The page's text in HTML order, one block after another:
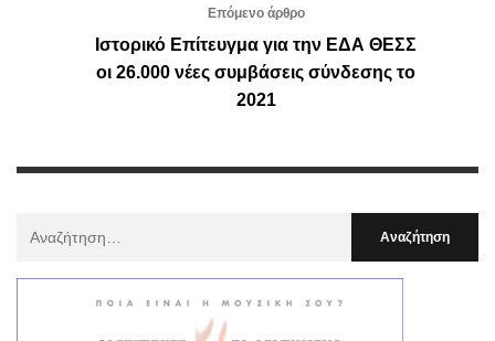
Επόμενο άρθρο
Ιστορικό Επίτευγμα για την ΕΔΑ ΘΕΣΣ
οι 26.000 νέες συμβάσεις σύνδεσης το
2021
: